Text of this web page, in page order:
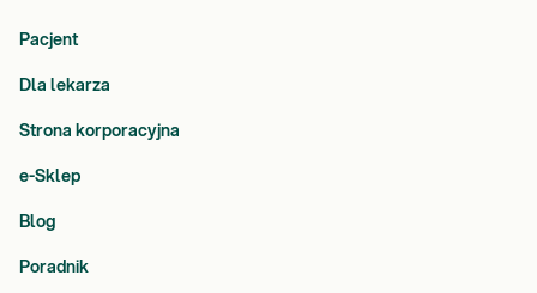
Pacjent
Dla lekarza
Strona korporacyjna
e-Sklep
Blog
Poradnik